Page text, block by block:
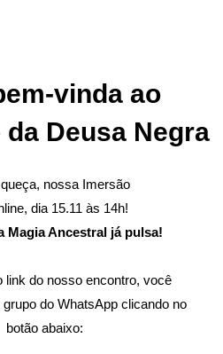
vinda ao
Deusa Negra
nossa Imersão
dia 15.11 às 14h!
Magia Ancestral já pulsa!
link do nosso encontro, você
do WhatsApp clicando no
botão abaixo: